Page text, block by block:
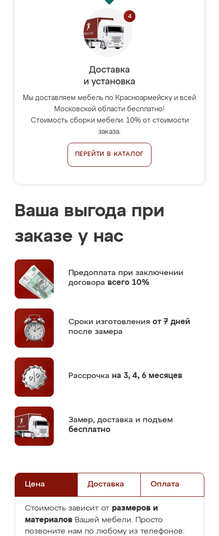
Доставка
и установка
Мы доставляем мебель по Красноармейску и всей
Московской области бесплатно!
Стоимость сборки мебели: 10% от стоимости
заказа.
ПЕРЕЙТИ В КАТАЛОГ
Ваша выгода при
заказе у нас
Предоплата при заключении
договора всего 10%
Сроки изготовления от 7 дней
после замера
Рассрочка на 3, 4, 6 месяцев
Замер, доставка и подъем
бесплатно
Цена Доставка Оплата
Стоимость зависит от размеров и
материалов Вашей мебели. Просто
позвоните нам по любому из телефонов: